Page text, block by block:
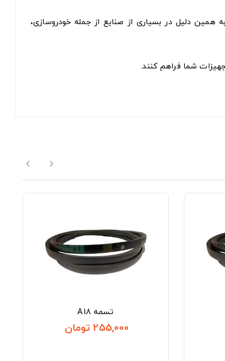
همین دلیل در بسیاری از صنایع از جمله خودروسازی،
شما فراهم کنند.
تسمه A18
255,000 تومان